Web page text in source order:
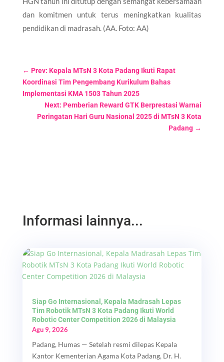
dan komitmen untuk terus meningkatkan kualitas
pendidikan di madrasah. (AA. Foto: AA)
← Prev: Kepala MTsN 3 Kota Padang Ikuti Rapat
Koordinasi Tim Pengembang Kurikulum Bahas
Implementasi KMA 1503 Tahun 2025
Next: Pemberian Reward GTK Berprestasi Warnai
Peringatan Hari Guru Nasional 2025 di MTsN 3 Kota
Padang →
Informasi lainnya...
Siap Go Internasional, Kepala Madrasah Lepas
Tim Robotik MTsN 3 Kota Padang Ikuti World
Robotic Center Competition 2026 di Malaysia
Agu 9, 2026
Padang, Humas — Setelah resmi dilepas Kepala
Kantor Kementerian Agama Kota Padang, Dr. H.